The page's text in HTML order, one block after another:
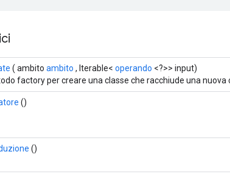
( ambito ambito , Iterable< operando <?>> input)
factory per creare una classe che racchiude una nuova
()
()